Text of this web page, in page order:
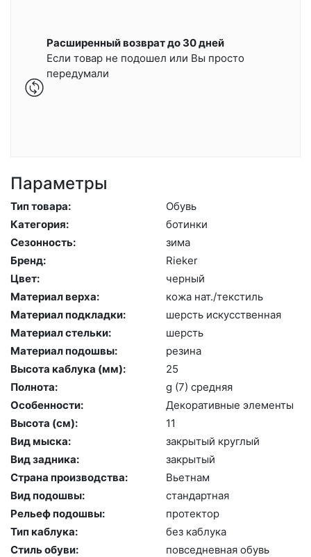
Расширенный возврат до 30 дней
Если товар не подошел или Вы просто
передумали
Параметры
Тип товара:
Обувь
Категория:
бо­тин­ки
Сезонность:
зи­ма
Бренд:
Ri­eker
Цвет:
чер­ный
Материал верха:
ко­жа нат./текс­тиль
Материал подкладки:
шерсть ис­кусс­твен­ная
Материал стельки:
шерсть
Материал подошвы:
ре­зина
Высота каблука (мм):
25
Полнота:
g (7) сред­няя
Особенности:
Де­кора­тив­ные эле­мен­ты
Высота (cм):
11
Вид мыска:
зак­ры­тый круг­лый
Вид задника:
зак­ры­тый
Страна производства:
Вь­ет­нам
Вид подошвы:
стан­дарт­ная
Рельеф подошвы:
про­тек­тор
Тип каблука:
без каб­лу­ка
Стиль обуви:
пов­седнев­ная обувь